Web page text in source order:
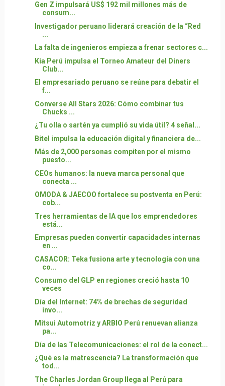
Gen Z impulsará US$ 192 mil millones más de
consum...
Investigador peruano liderará creación de la “Red
...
La falta de ingenieros empieza a frenar sectores c...
Kia Perú impulsa el Torneo Amateur del Diners
Club...
El empresariado peruano se reúne para debatir el
f...
Converse All Stars 2026: Cómo combinar tus
Chucks ...
¿Tu olla o sartén ya cumplió su vida útil? 4 señal...
Bitel impulsa la educación digital y financiera de...
Más de 2,000 personas compiten por el mismo
puesto...
CEOs humanos: la nueva marca personal que
conecta ...
OMODA & JAECOO fortalece su postventa en Perú:
cob...
Tres herramientas de IA que los emprendedores
está...
Empresas pueden convertir capacidades internas
en ...
CASACOR: Teka fusiona arte y tecnología con una
co...
Consumo del GLP en regiones creció hasta 10
veces
Día del Internet: 74% de brechas de seguridad
invo...
Mitsui Automotriz y ARBIO Perú renuevan alianza
pa...
Día de las Telecomunicaciones: el rol de la conect...
¿Qué es la matrescencia? La transformación que
tod...
The Charles Jordan Group llega al Perú para